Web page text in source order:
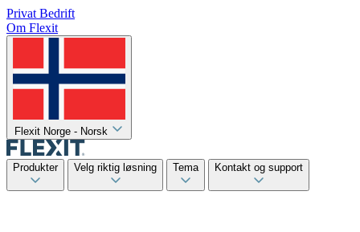
Privat Bedrift
Om Flexit
Flexit Norge - Norsk
Produkter Velg riktig løsning Tema Kontakt og support